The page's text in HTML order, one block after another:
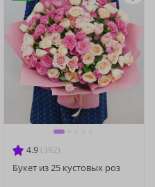
4.9 (392)
Букет из 25 кустовых роз